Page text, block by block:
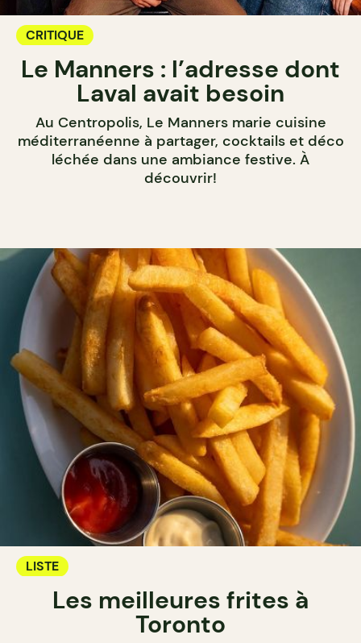
CRITIQUE
Le Manners : l’adresse dont
Laval avait besoin
Au Centropolis, Le Manners marie cuisine
méditerranéenne à partager, cocktails et déco
léchée dans une ambiance festive. À
découvrir!
LISTE
Les meilleures frites à
Toronto